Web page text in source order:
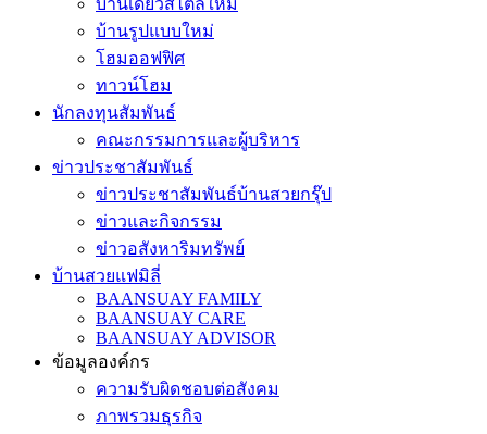
บ้านเดี่ยวสไตล์ใหม่
บ้านรูปแบบใหม่
โฮมออฟฟิศ
ทาวน์โฮม
นักลงทุนสัมพันธ์
คณะกรรมการและผู้บริหาร
ข่าวประชาสัมพันธ์
ข่าวประชาสัมพันธ์บ้านสวยกรุ๊ป
ข่าวและกิจกรรม
ข่าวอสังหาริมทรัพย์
บ้านสวยแฟมิลี่
BAANSUAY FAMILY
BAANSUAY CARE
BAANSUAY ADVISOR
ข้อมูลองค์กร
ความรับผิดชอบต่อสังคม
ภาพรวมธุรกิจ